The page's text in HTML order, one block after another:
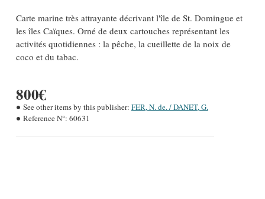
Carte marine très attrayante décrivant l'île de St. Domingue et
les îles Caïques. Orné de deux cartouches représentant les
activités quotidiennes : la pêche, la cueillette de la noix de
coco et du tabac.
800€
See other items by this publisher: FER, N. de. / DANET, G.
Reference N°: 60631